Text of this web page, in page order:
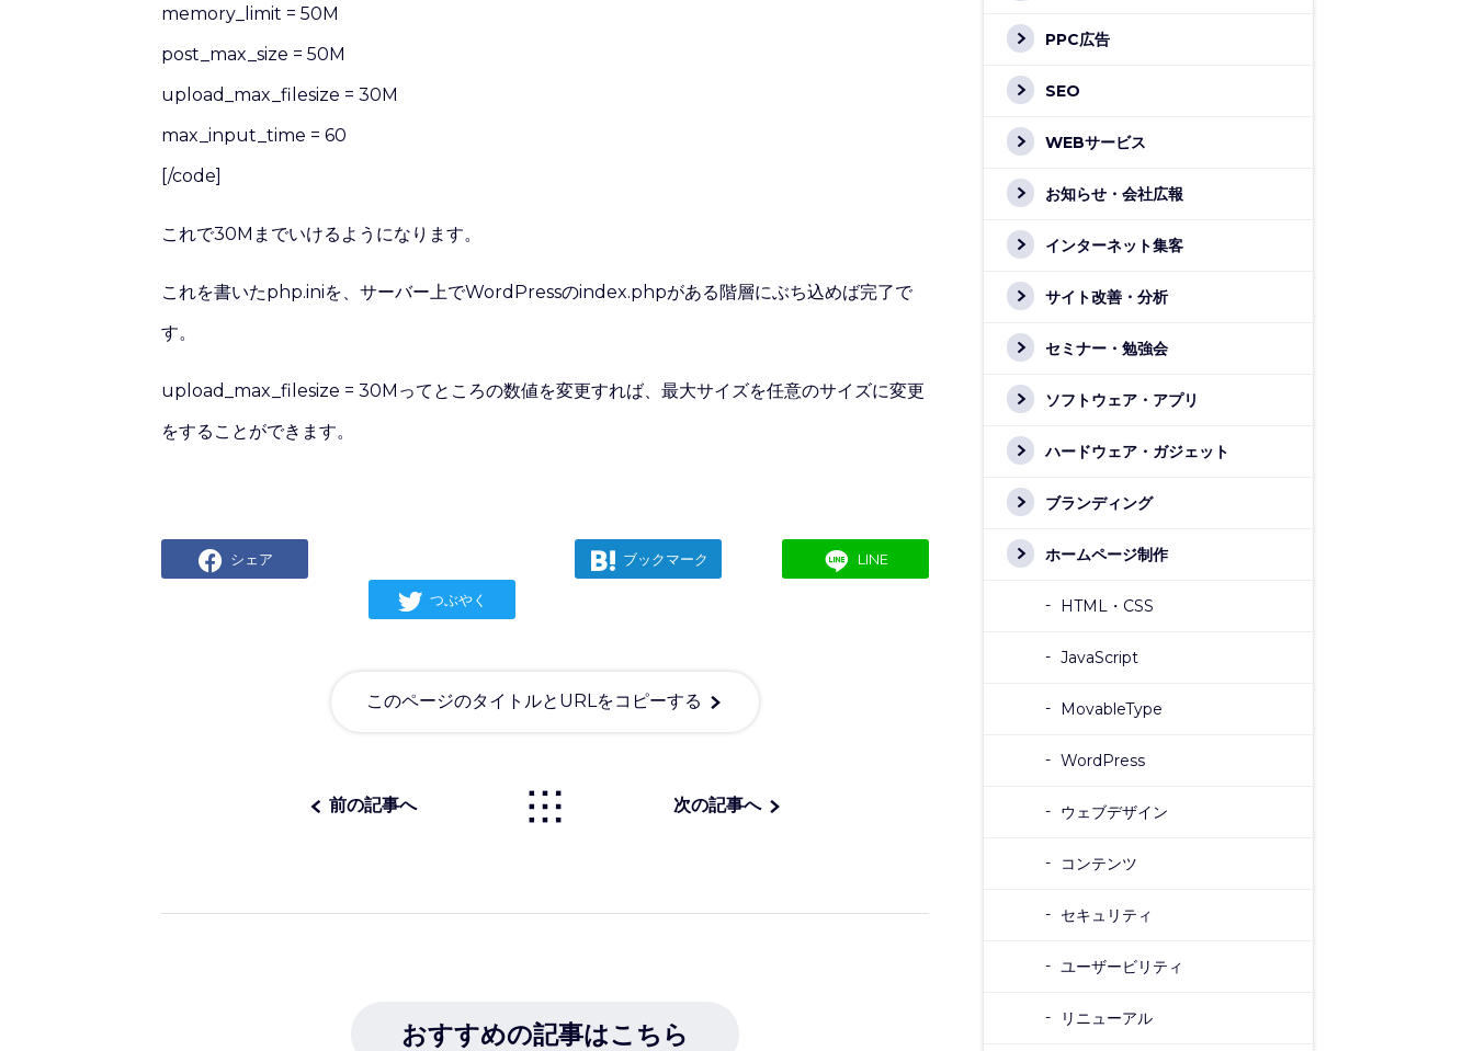
memory_limit = 50M
post_max_size = 50M
upload_max_filesize = 30M
max_input_time = 60
[/code]
これで30Mまでいけるようになります。
これを書いたphp.iniを、サーバー上でWordPressのindex.phpがある階層にぶち込めば完了で
す。
upload_max_filesize = 30Mってところの数値を変更すれば、最大サイズを任意のサイズに変更
をすることができます。
シェア
つぶやく
ブックマーク LINE
このページのタイトルとURLをコピーする
前の記事へ 次の記事へ
おすすめの記事はこちら
PPC広告
SEO
WEBサービス
お知らせ・会社広報
インターネット集客
サイト改善・分析
セミナー・勉強会
ソフトウェア・アプリ
ハードウェア・ガジェット
ブランディング
ホームページ制作
HTML・CSS
JavaScript
MovableType
WordPress
ウェブデザイン
コンテンツ
セキュリティ
ユーザービリティ
リニューアル